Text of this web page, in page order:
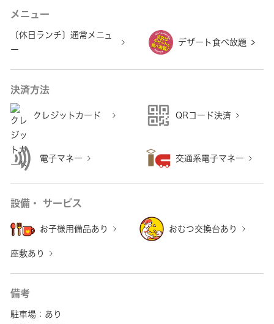
メニュー
〔休日ランチ〕通常メニュ
ー
デザート食べ放題
決済方法
クレジットカード QRコード決済
電子マネー 交通系電子マネー
設備・ サービス
お子様用備品あり おむつ交換台あり
座敷あり
備考
駐車場：あり